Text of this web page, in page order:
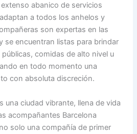
abanico de servicios
a todos los anhelos y
son expertas en las
se encuentran listas para brindar
comidas de alto nivel u
en todo momento una
con absoluta discreción.
una ciudad vibrante, llena de vida
acompañantes Barcelona
solo una compañía de primer